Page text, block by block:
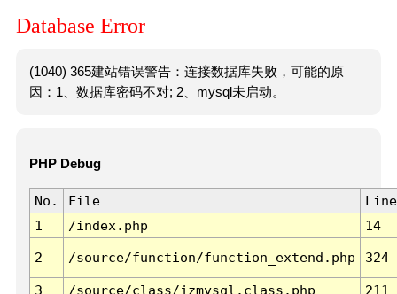
Database Error
(1040) 365建站错误警告：连接数据库失败，可能的原
因：1、数据库密码不对; 2、mysql未启动。
PHP Debug
No. File
Line
1
/index.php 14
2 /source/function/function_extend.php 324
3 /source/class/jzmysql.class.php
211